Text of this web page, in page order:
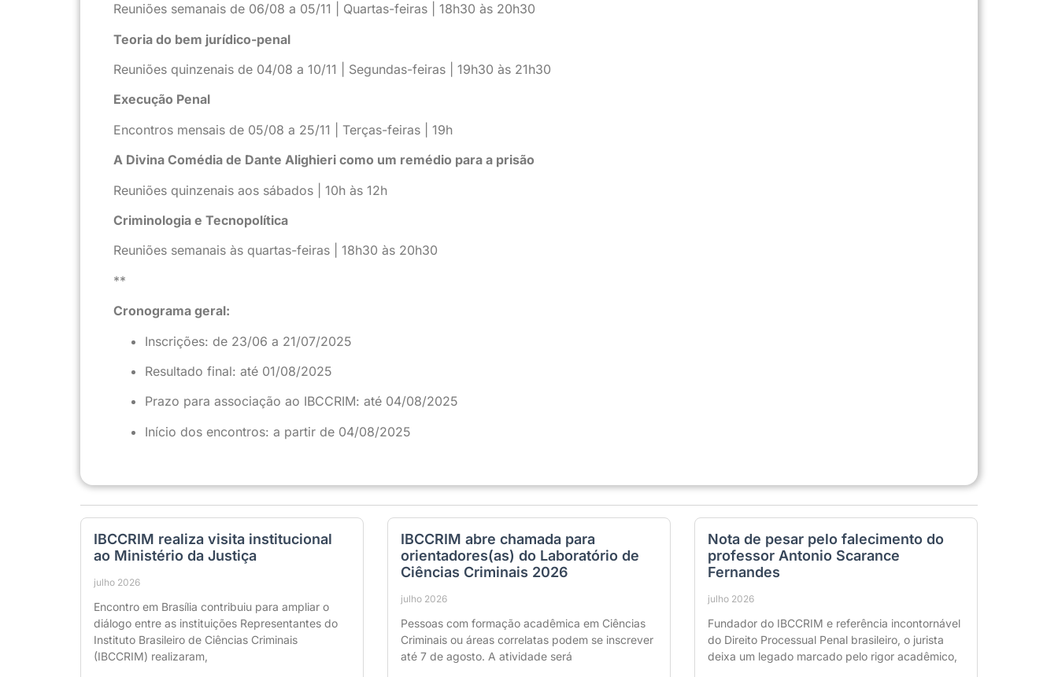
Reuniões semanais de 06/08 a 05/11 | Quartas-feiras | 18h30 às 20h30
Teoria do bem jurídico-penal
Reuniões quinzenais de 04/08 a 10/11 | Segundas-feiras | 19h30 às 21h30
Execução Penal
Encontros mensais de 05/08 a 25/11 | Terças-feiras | 19h
A Divina Comédia de Dante Alighieri como um remédio para a prisão
Reuniões quinzenais aos sábados | 10h às 12h
Criminologia e Tecnopolítica
Reuniões semanais às quartas-feiras | 18h30 às 20h30
**
Cronograma geral:
Inscrições: de 23/06 a 21/07/2025
Resultado final: até 01/08/2025
Prazo para associação ao IBCCRIM: até 04/08/2025
Início dos encontros: a partir de 04/08/2025
IBCCRIM realiza visita institucional
ao Ministério da Justiça
julho 2026
Encontro em Brasília contribuiu para ampliar o
diálogo entre as instituições Representantes do
Instituto Brasileiro de Ciências Criminais
(IBCCRIM) realizaram,
IBCCRIM abre chamada para
orientadores(as) do Laboratório de
Ciências Criminais 2026
julho 2026
Pessoas com formação acadêmica em Ciências
Criminais ou áreas correlatas podem se inscrever
até 7 de agosto. A atividade será
Nota de pesar pelo falecimento do
professor Antonio Scarance
Fernandes
julho 2026
Fundador do IBCCRIM e referência incontornável
do Direito Processual Penal brasileiro, o jurista
deixa um legado marcado pelo rigor acadêmico,